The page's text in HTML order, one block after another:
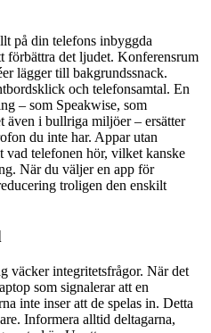
på din telefons inbyggda
förbättra det ljudet. Konferensrum
lägger till bakgrundssnack.
och telefonsamtal. En
– som Speakwise, som
även i bullriga miljöer – ersätter
du inte har. Appar utan
vad telefonen hör, vilket kanske
När du väljer en app för
troligen den enskilt
väcker integritetsfrågor. När det
som signalerar att en
inte inser att de spelas in. Detta
Informera alltid deltagarna,